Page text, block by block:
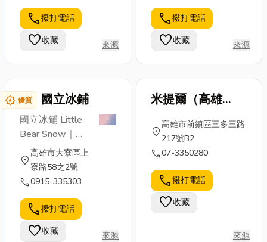
（如 ISO
9001、ISO
14...
是為了讓車輛
煥然一新，它
更是一門集多
種專業技術於
一身的藝術，
基礎的助聽器
原理開始，帶
你認識多樣化
的助聽器種
類，並透明化
解析助...
call撥打電話
favorite收藏 來源
call撥打電話
favorite收藏 來源
award_star 優質 國立冰鋪
國立冰鋪 Little
Bear Snow｜雪
花冰專業工廠 我
們用「天然原
味」打造最安心
加色素、不加香
料、不用代糖果
糖，堅持使用最
location_on
高雄市大寮區上
寮路58之2號
call0915-335303
call撥打電話
favorite收藏 來源
米提爾（高雄
sogo店）
location_on
高雄市前鎮區三多三路
217號B2
call07-3350280
call撥打電話
favorite收藏
來源